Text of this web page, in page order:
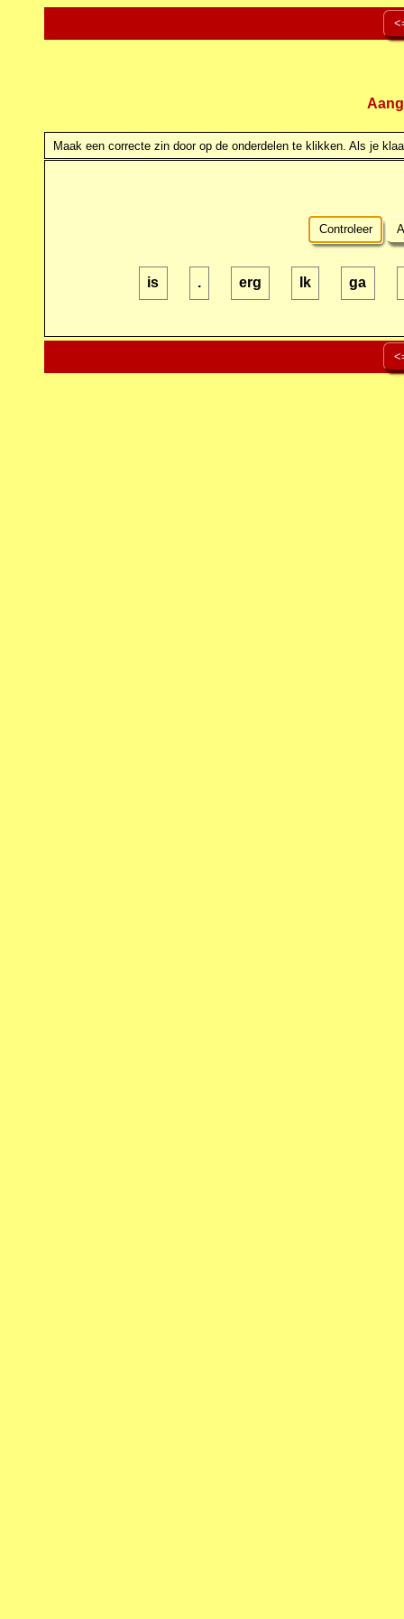
Maak een correcte zin door op de onderdelen te klikken. Als je
Controleer
is . erg Ik ga